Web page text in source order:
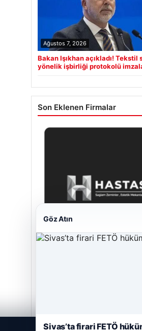
Ağustos 7, 2026
Bakan Işıkhan açıkladı! Tekstil
yönelik işbirliği protokolü
Son Eklenen Firmalar
Göz Atın
Sivas’ta firari FETÖ